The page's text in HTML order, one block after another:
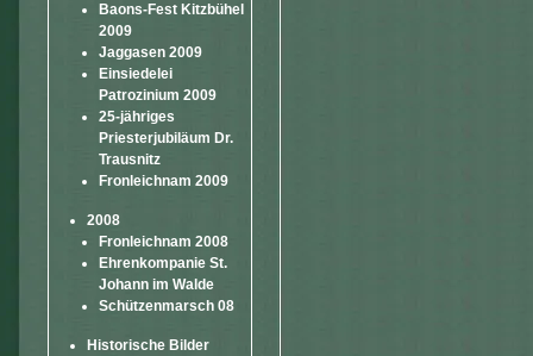
Baons-Fest Kitzbühel
2009
Jaggasen 2009
Einsiedelei
Patrozinium 2009
25-jähriges
Priesterjubiläum Dr.
Trausnitz
Fronleichnam 2009
2008
Fronleichnam 2008
Ehrenkompanie St.
Johann im Walde
Schützenmarsch 08
Historische Bilder